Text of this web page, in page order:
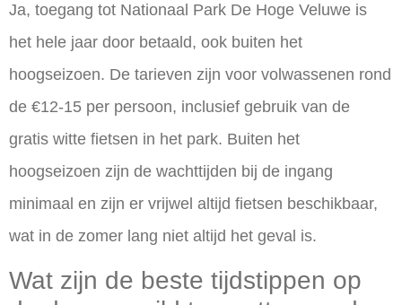
Ja, toegang tot Nationaal Park De Hoge Veluwe is
het hele jaar door betaald, ook buiten het
hoogseizoen. De tarieven zijn voor volwassenen rond
de €12-15 per persoon, inclusief gebruik van de
gratis witte fietsen in het park. Buiten het
hoogseizoen zijn de wachttijden bij de ingang
minimaal en zijn er vrijwel altijd fietsen beschikbaar,
wat in de zomer lang niet altijd het geval is.
Wat zijn de beste tijdstippen op